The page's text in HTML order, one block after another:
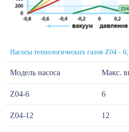
Насосы технологических газов Z04 -
Модель насоса Макс.
Z04-6 6
Z04-12 12